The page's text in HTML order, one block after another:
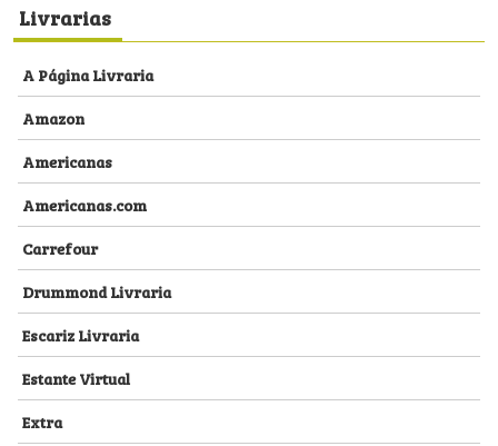
Livrarias
A Página Livraria
Amazon
Americanas
Americanas.com
Carrefour
Drummond Livraria
Escariz Livraria
Estante Virtual
Extra